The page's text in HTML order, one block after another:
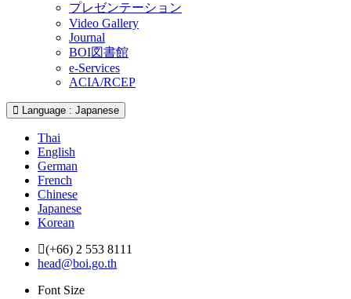
プレゼンテーション
Video Gallery
Journal
BOI図書館
e-Services
ACIA/RCEP
Language : Japanese
Thai
English
German
French
Chinese
Japanese
Korean
(+66) 2 553 8111
head@boi.go.th
Font Size